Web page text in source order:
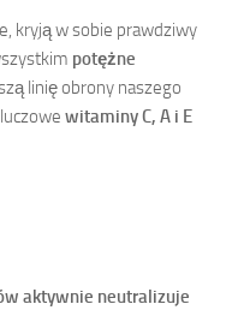
kryją w sobie prawdziwy
potężne
linię obrony naszego
witaminy C, A i E
aktywnie neutralizuje